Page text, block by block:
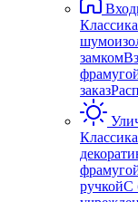
Классика
замком
заказ
Классика
ручкойС